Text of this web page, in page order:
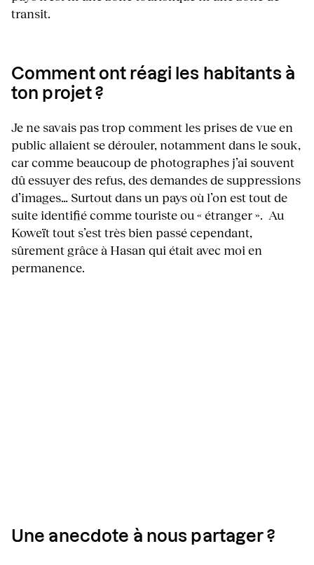
transit.
Comment ont réagi les habitants à
ton projet ?
Je ne savais pas trop comment les prises de vue en
public allaient se dérouler, notamment dans le souk,
car comme beaucoup de photographes j’ai souvent
dû essuyer des refus, des demandes de suppressions
d’images… Surtout dans un pays où l’on est tout de
suite identifié comme touriste ou « étranger ». Au
Koweït tout s’est très bien passé cependant,
sûrement grâce à Hasan qui était avec moi en
permanence.
Une anecdote à nous partager ?